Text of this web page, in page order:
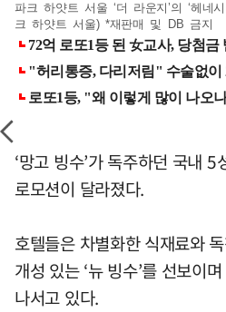
파크 하얏트 서울 ‘더 라운지’의 ‘헤네
크 하얏트 서울) *재판매 및 DB 금지
‘망고 빙수’가 독주하던 국내
로모션이 달라졌다.
호텔들은 차별화한 식재료와
개성 있는 ‘뉴 빙수’를 선보이
나서고 있다.